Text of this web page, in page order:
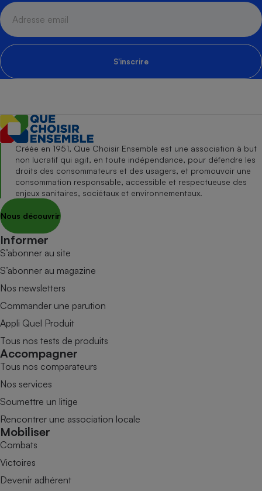
S'inscrire
Créée en 1951, Que Choisir Ensemble est une association à but
non lucratif qui agit, en toute indépendance, pour défendre les
droits des consommateurs et des usagers, et promouvoir une
consommation responsable, accessible et respectueuse des
enjeux sanitaires, sociétaux et environnementaux.
Nous découvrir
Informer
S’abonner au site
S’abonner au magazine
Nos newsletters
Commander une parution
Appli Quel Produit
Tous nos tests de produits
Accompagner
Tous nos comparateurs
Nos services
Soumettre un litige
Rencontrer une association locale
Mobiliser
Combats
Victoires
Devenir adhérent